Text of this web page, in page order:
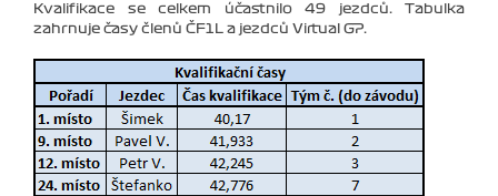
Kvalifikace se celkem účastnilo 49 jezdců. Tabulka
zahrnuje časy členů ČF1L a jezdců Virtual GP.